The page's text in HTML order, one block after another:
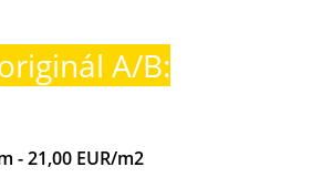
A/B:
- 21,00 EUR/m2